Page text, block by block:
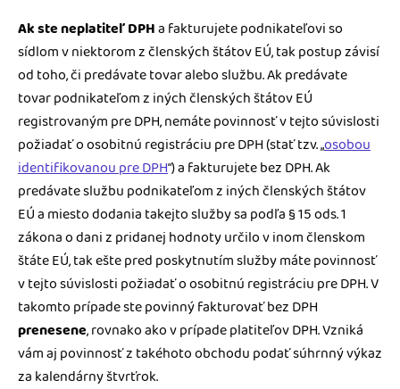
Ak ste neplatiteľ DPHa fakturujete podnikateľovi so
sídlom v niektorom z členských štátov EÚ, tak postup závisí
od toho, či predávate tovar alebo službu. Ak predávate
tovar podnikateľom z iných členských štátov EÚ
registrovaným pre DPH, nemáte povinnosť v tejto súvislosti
požiadať o osobitnú registráciu pre DPH (stať tzv. „osobou
identifikovanou pre DPH“) a fakturujete bez DPH. Ak
predávate službu podnikateľom z iných členských štátov
EÚ a miesto dodania takejto služby sa podľa § 15 ods. 1
zákona o dani z pridanej hodnoty určilo v inom členskom
štáte EÚ, tak ešte pred poskytnutím služby máte povinnosť
v tejto súvislosti požiadať o osobitnú registráciu pre DPH. V
takomto prípade ste povinný fakturovať bez DPH
prenesene, rovnako ako v prípade platiteľov DPH. Vzniká
vám aj povinnosť z takéhoto obchodu podať súhrnný výkaz
za kalendárny štvrťrok.